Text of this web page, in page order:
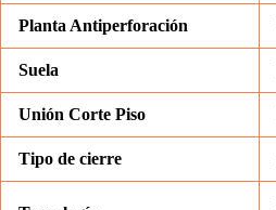
Planta Antiperforación
Suela
Unión Corte Piso
Tipo de cierre